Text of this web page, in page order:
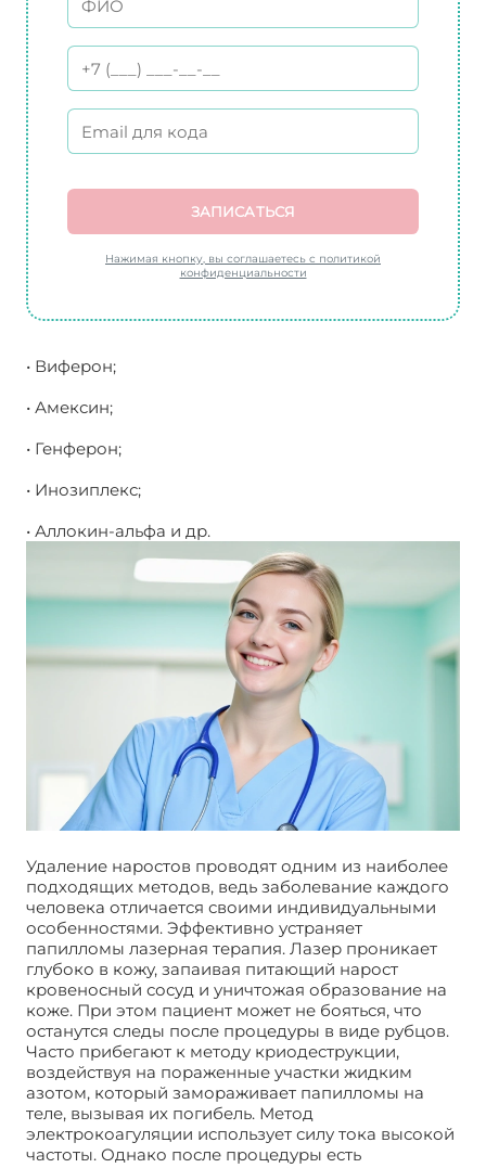
ЗАПИСАТЬСЯ
Нажимая кнопку, вы соглашаетесь с политикой
конфиденциальности
• Виферон;
• Амексин;
• Генферон;
• Инозиплекс;
• Аллокин-альфа и др.
Удаление наростов проводят одним из наиболее
подходящих методов, ведь заболевание каждого
человека отличается своими индивидуальными
особенностями. Эффективно устраняет
папилломы лазерная терапия. Лазер проникает
глубоко в кожу, запаивая питающий нарост
кровеносный сосуд и уничтожая образование на
коже. При этом пациент может не бояться, что
останутся следы после процедуры в виде рубцов.
Часто прибегают к методу криодеструкции,
воздействуя на пораженные участки жидким
азотом, который замораживает папилломы на
теле, вызывая их погибель. Метод
электрокоагуляции использует силу тока высокой
частоты. Однако после процедуры есть